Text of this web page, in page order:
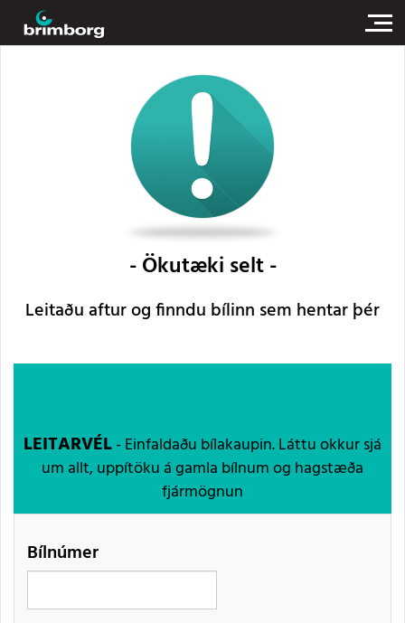
Ökutæki selt
Leitaðu aftur og finndu bílinn sem hentar þér
LEITARVÉL- Einfaldaðu bílakaupin. Láttu okkur sjá
um allt, uppítöku á gamla bílnum og hagstæða
fjármögnun
Bílnúmer